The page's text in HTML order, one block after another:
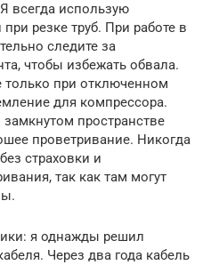
всегда использую
резке труб. При работе в
следите за
чтобы избежать обвала.
только при отключенном
для компрессора.
пространстве
проветривание. Никогда
страховки и
так как там могут
я однажды решил
Через два года кабель